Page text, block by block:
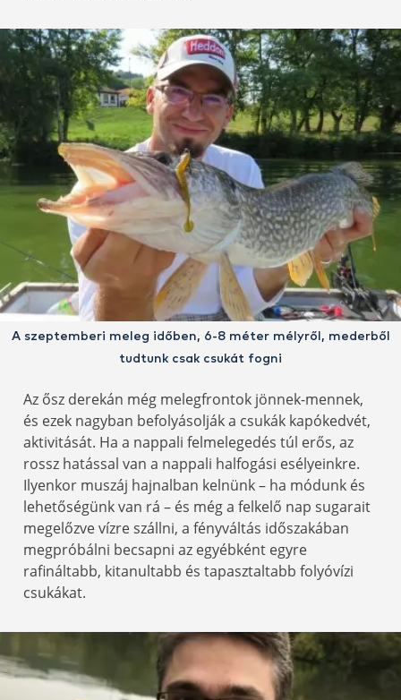
A szeptemberi meleg időben, 6-8 méter mélyről, mederből
tudtunk csak csukát fogni
Az ősz derekán még melegfrontok jönnek-mennek,
és ezek nagyban befolyásolják a csukák kapókedvét,
aktivitását. Ha a nappali felmelegedés túl erős, az
rossz hatással van a nappali halfogási esélyeinkre.
Ilyenkor muszáj hajnalban kelnünk – ha módunk és
lehetőségünk van rá – és még a felkelő nap sugarait
megelőzve vízre szállni, a fényváltás időszakában
megpróbálni becsapni az egyébként egyre
rafináltabb, kitanultabb és tapasztaltabb folyóvízi
csukákat.